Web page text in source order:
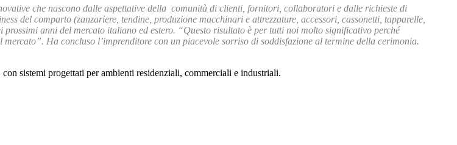
che nascono dalle aspettative della comunità di clienti, fornitori, collaboratori e dalle richieste di
del comparto (zanzariere, tendine, produzione macchinari e attrezzature, accessori, cassonetti, tapparelle,
anni del mercato italiano ed estero. “Questo risultato è per tutti noi molto significativo perché
Ha concluso l’imprenditore con un piacevole sorriso di soddisfazione al termine della cerimonia.
sistemi progettati per ambienti residenziali, commerciali e industriali.